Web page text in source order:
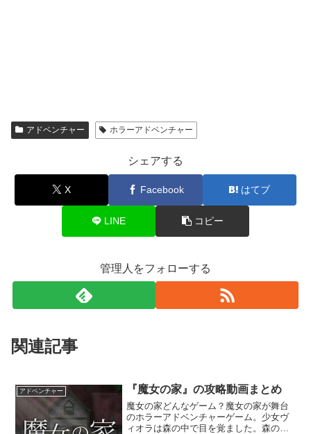
アドベンチャー ホラーアドベンチャー
シェアする
X Facebook はてブ
LINE コピー
管理人をフォローする
関連記事
アドベンチャー 『魔女の家』の攻略動画まとめ
魔女の家どんなゲーム？魔女の家が舞台
のホラーアドベンチャーゲーム。少女ヴ
ィオラは森の中で目を覚ました。森の奥